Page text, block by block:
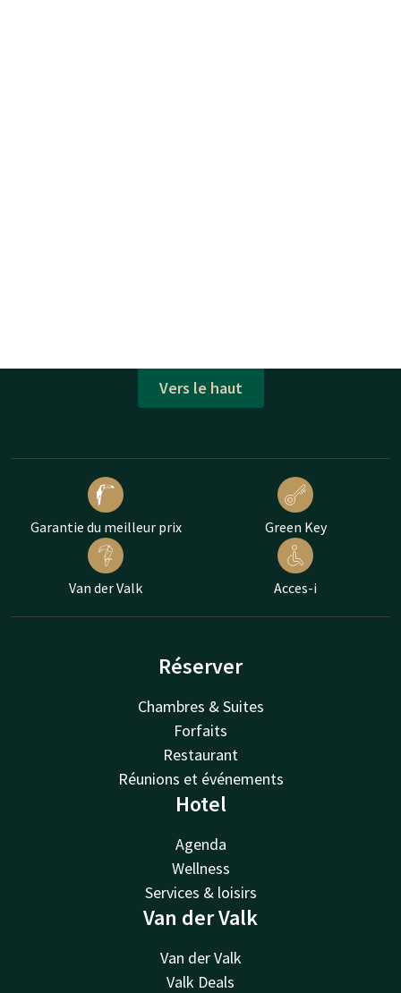
Vers le haut
Garantie du meilleur prix Green Key
Van der Valk Acces-i
Réserver
Chambres & Suites
Forfaits
Restaurant
Réunions et événements
Hotel
Agenda
Wellness
Services & loisirs
Van der Valk
Van der Valk
Valk Deals